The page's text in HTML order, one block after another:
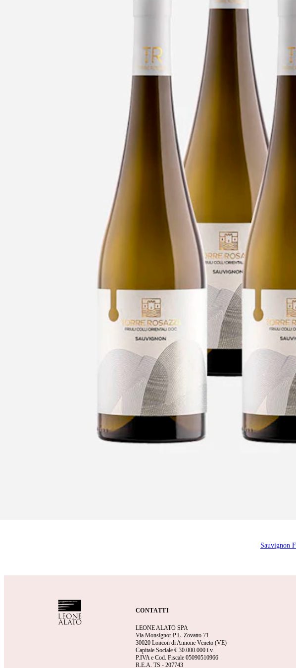
Sauvignon
CONTATTI
LEONE ALATO SPA
Via Monsignor P.L. Zovatto 71
30020 Loncon di Annone Veneto (VE)
Capitale Sociale € 30.000.000 i.v.
P.IVA e Cod. Fiscale 05090510966
R.E.A. TS - 207743